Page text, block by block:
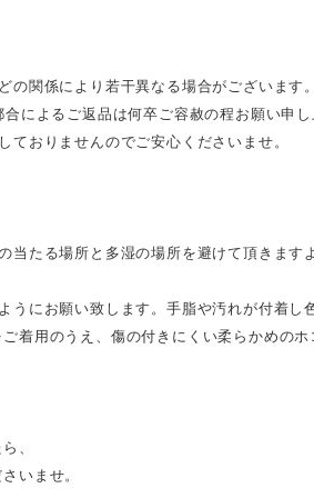
の関係により若干異なる場合がございます
によるご返品は何卒ご容赦の程お願い申
おりませんのでご安心くださいませ。
当たる場所と多湿の場所を避けて頂きま
うにお願い致します。手脂や汚れが付着
着用のうえ、傷の付きにくい柔らかめの
、
いませ。